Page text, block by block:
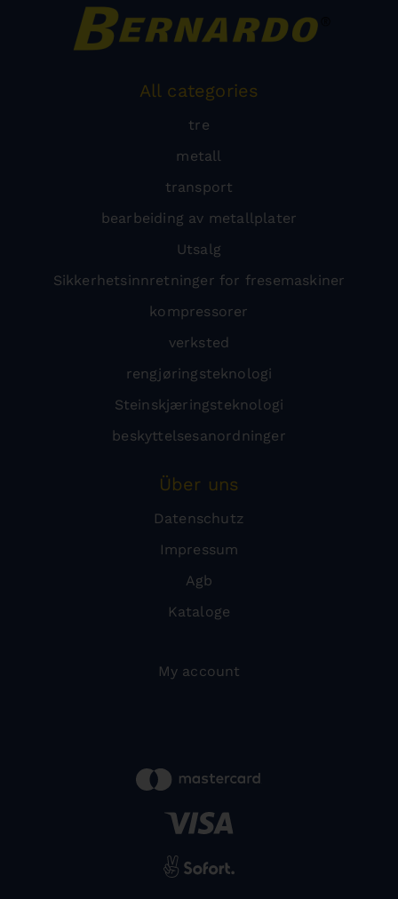
All categories
tre
metall
transport
bearbeiding av metallplater
Utsalg
Sikkerhetsinnretninger for fresemaskiner
kompressorer
verksted
rengjøringsteknologi
Steinskjæringsteknologi
beskyttelsesanordninger
Über uns
Datenschutz
Impressum
Agb
Kataloge
My account